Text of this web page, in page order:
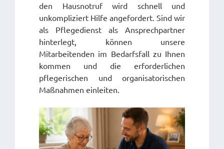
den Hausnotruf wird schnell und
unkompliziert Hilfe angefordert. Sind wir
als Pflegedienst als Ansprechpartner
hinterlegt, können unsere
Mitarbeitenden im Bedarfsfall zu Ihnen
kommen und die erforderlichen
pflegerischen und organisatorischen
Maßnahmen einleiten.